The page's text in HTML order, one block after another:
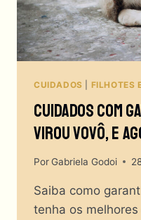
GATOS
DO
JEITO
CERTO!
CUIDADOS FILHOTES
Cuidados Com
Virou Vovô, E
PorGabriela Godoi
Saiba como
tenha os